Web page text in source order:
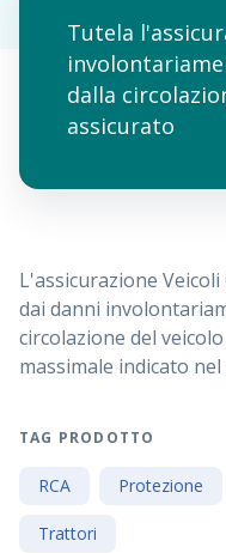
Tutela
dalla
assicurato
L'assicurazione
dai danni
circolazione del
massimale indicato
TAG PRODOTTO
RCA Protezione
Trattori